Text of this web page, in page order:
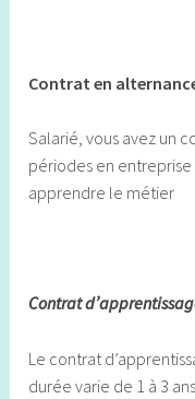
Contrat en
Salarié, vous avez un
périodes en
apprendre le métier
Contrat
Le contrat
durée varie de 1 à 3